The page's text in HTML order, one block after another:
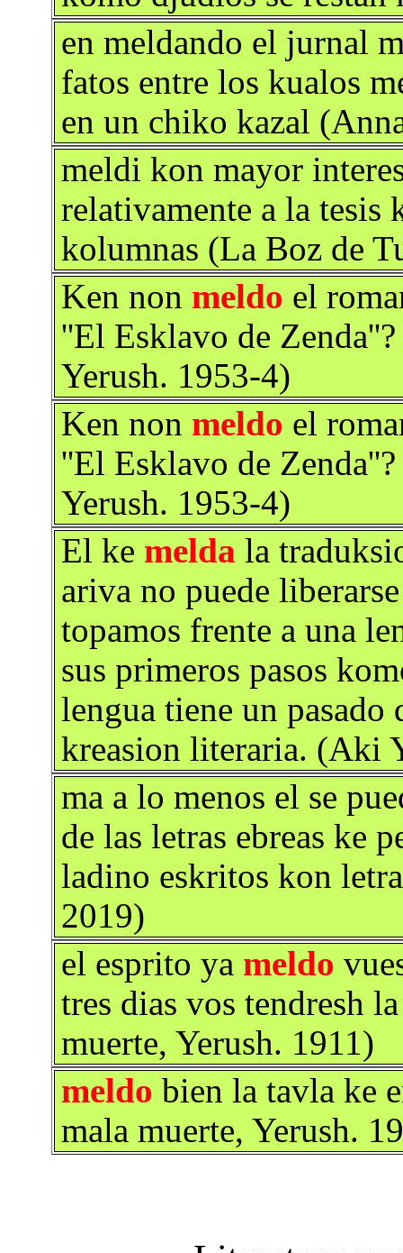
en meldando el jurnal
fatos entre los kualos
en un chiko kazal
meldi kon mayor
relativamente a la tesis
kolumnas (La Boz de
Ken non meldo el
''El Esklavo de
Yerush. 1953-4)
Ken non meldo el
''El Esklavo de
Yerush. 1953-4)
El ke melda la
ariva no puede
topamos frente a una
sus primeros pasos
lengua tiene un pasado
kreasion literaria. (Aki
ma a lo menos el se
de las letras ebreas ke
ladino eskritos kon
2019)
el esprito ya meldo
tres dias vos tendresh
muerte, Yerush. 1911)
meldo bien la tavla ke
mala muerte, Yerush.